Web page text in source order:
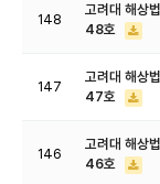
148
고려대 해상
48호
147
고려대 해상
47호
146
고려대 해상
46호